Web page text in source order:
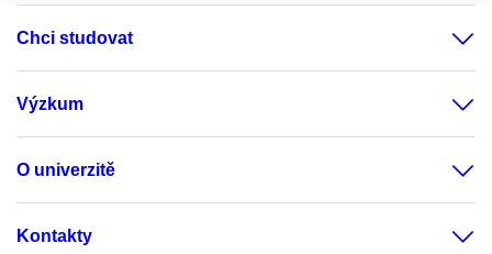
Chci studovat
Výzkum
O univerzitě
Kontakty